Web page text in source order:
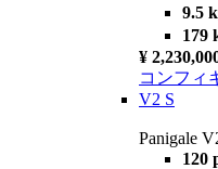
9.5
179
¥
コンフィ
V2 S
Panigale
120